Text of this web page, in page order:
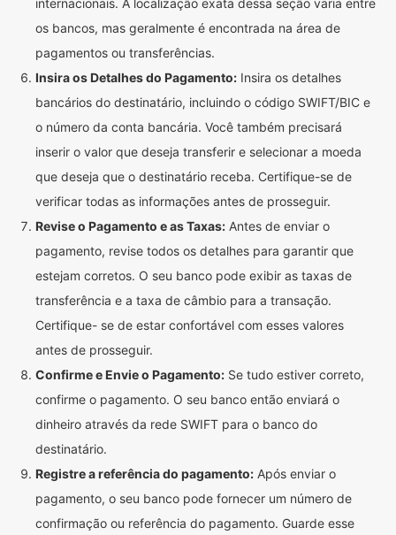
internacionais. A localização exata dessa seção varia entre
os bancos, mas geralmente é encontrada na área de
pagamentos ou transferências.
Insira os Detalhes do Pagamento: Insira os detalhes
bancários do destinatário, incluindo o código SWIFT/BIC e
o número da conta bancária. Você também precisará
inserir o valor que deseja transferir e selecionar a moeda
que deseja que o destinatário receba. Certifique-se de
verificar todas as informações antes de prosseguir.
Revise o Pagamento e as Taxas: Antes de enviar o
pagamento, revise todos os detalhes para garantir que
estejam corretos. O seu banco pode exibir as taxas de
transferência e a taxa de câmbio para a transação.
Certifique- se de estar confortável com esses valores
antes de prosseguir.
Confirme e Envie o Pagamento: Se tudo estiver correto,
confirme o pagamento. O seu banco então enviará o
dinheiro através da rede SWIFT para o banco do
destinatário.
Registre a referência do pagamento: Após enviar o
pagamento, o seu banco pode fornecer um número de
confirmação ou referência do pagamento. Guarde esse